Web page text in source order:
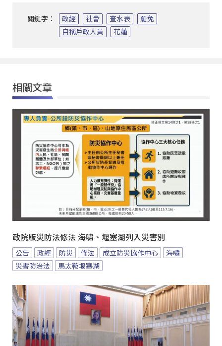
關鍵字： 政經 社會 查水表
罷免
自稱戶政人員
花蓮
相關文章
政院版災防法修法 海嘯、堰塞湖列入災害別
公告 政經 防災 修法 成立防災協作中心
海嘯
災害防治法
馬太鞍堰塞湖